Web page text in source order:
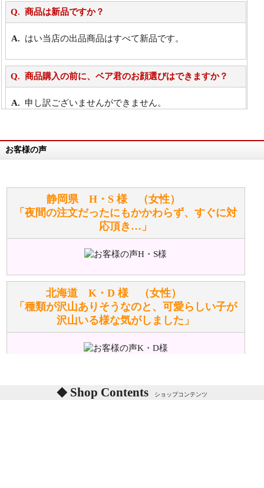
商品は新品ですか？
はい当店の出品商品はすべて新品です。
商品購入の前に、ベア君のお顔選びはできますか？
申し訳ございませんができません。
万が一欲しい商品が見つからない場合は、探して取り
お任せください！それは当店が謡っています「おも
てなしの心」で対応させていただきます。
シュタイフのぬいぐるみは洗濯できますか？ ぬいぐ
るみのお手入れ方法を教えてください。
詳しくはこちら をご覧ください。
ぬいぐるみの耳に付いているボタンやタグに、何か意
味などがありますか？
詳しくはこちらをご覧ください。
お客様の声
静岡県 H・S 様 （女性）
「夜間の注文だったにもかかわらず、すぐに対
応頂き…」
北海道 K・D 様 （女性）
「種類が沢山ありそうなのと、可愛らしい子が
沢山いる様な気がしました」
東京都 M・K 様 （女性）
「対応はどちらも丁寧でした。値段と他の融通
Shop Contents ショップコンテンツ